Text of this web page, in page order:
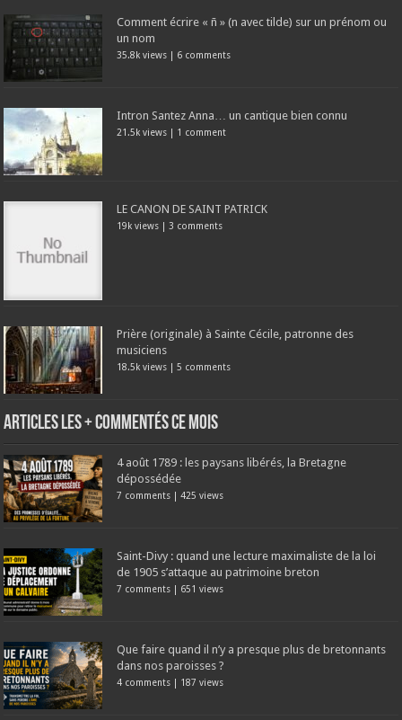
Comment écrire « ñ » (n avec tilde) sur un prénom ou
un nom
35.8k views | 6 comments
Intron Santez Anna… un cantique bien connu
21.5k views | 1 comment
LE CANON DE SAINT PATRICK
19k views | 3 comments
Prière (originale) à Sainte Cécile, patronne des
musiciens
18.5k views |5 comments
Articles les + commentés ce mois
4 août 1789 : les paysans libérés, la Bretagne
dépossédée
7 comments |425 views
Saint-Divy : quand une lecture maximaliste de la loi
de 1905 s’attaque au patrimoine breton
7 comments | 651 views
Que faire quand il n’y a presque plus de bretonnants
dans nos paroisses ?
4 comments | 187 views